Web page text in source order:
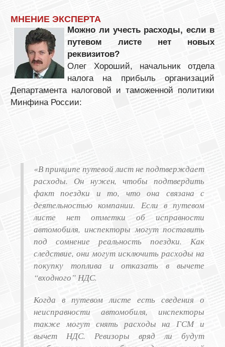
МНЕНИЕ ЭКСПЕРТА
Можно ли учесть расходы, если в
путевом листе нет новых
реквизитов?
Олег Хороший, начальник отдела
налога на прибыль организаций
Департамента налоговой и таможенной политики
Минфина России:
«В принципе путевой лист не подтверждает
расходы. Он нужен, чтобы подтвердить
факт поездки и то, что она связана с
деятельностью компании. Если в путевом
листе нет отметки об исправности
автомобиля, инспекторы могут поставить
под сомнение реальность поездки. Как
следствие, они могут исключить расходы на
покупку топлива и отказать в вычете
“входного” НДС.
Когда в путевом листе есть сведения о
неисправности автомобиля, инспекторы
также могут снять расходы на ГСМ и
вычет НДС. Ревизоры вряд ли будут